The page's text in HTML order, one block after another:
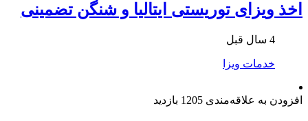
اخذ ویزای توریستی ایتالیا و شنگن تضمینی
4 سال قبل
خدمات ویزا
افزودن به علاقه‌مندی 1205 بازدید